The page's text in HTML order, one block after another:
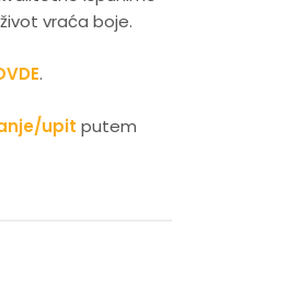
vraća boje.
.
upit putem
kao izraz
koji su